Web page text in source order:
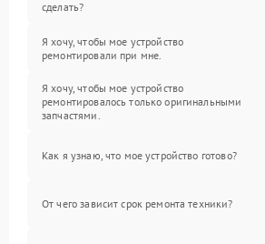
сделать?
Я хочу, чтобы мое устройство
ремонтировали при мне.
Я хочу, чтобы мое устройство
ремонтировалось только оригинальными
запчастями.
Как я узнаю, что мое устройство готово?
От чего зависит срок ремонта техники?